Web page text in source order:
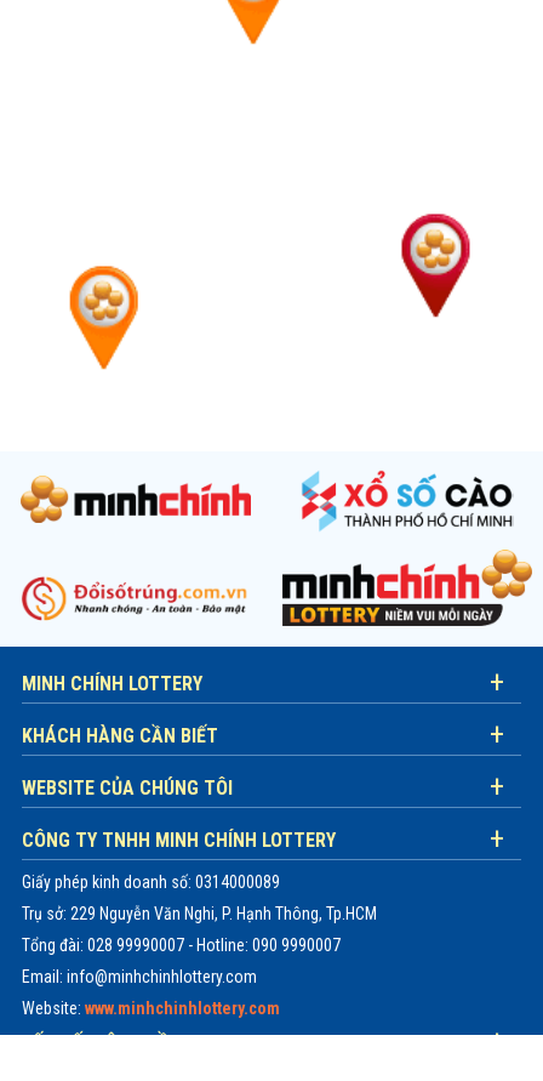
MINH CHÍNH LOTTERY
KHÁCH HÀNG CẦN BIẾT
WEBSITE CỦA CHÚNG TÔI
CÔNG TY TNHH MINH CHÍNH LOTTERY
Giấy phép kinh doanh số: 0314000089
Trụ sở: 229 Nguyễn Văn Nghi, P. Hạnh Thông, Tp.HCM
Tổng đài: 028 99990007 - Hotline: 090 9990007
Email: info@minhchinhlottery.com
Website: www.minhchinhlottery.com